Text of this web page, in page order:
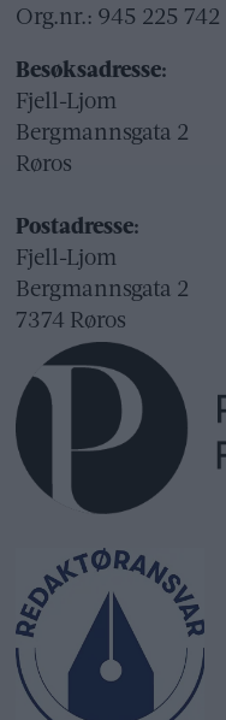
Org.nr.: 945 225 742
Besøksadresse:
Fjell-Ljom
Bergmannsgata 2
Røros
Postadresse:
Fjell-Ljom
Bergmannsgata 2
7374 Røros